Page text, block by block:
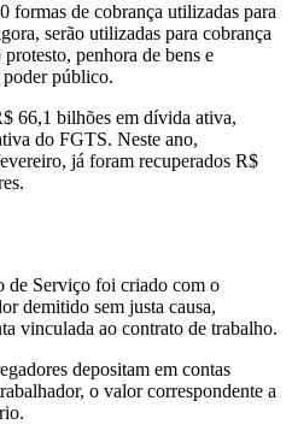
formas de cobrança utilizadas para
serão utilizadas para cobrança
penhora de bens e
público.
66,1 bilhões em dívida ativa,
do FGTS. Neste ano,
já foram recuperados R$
de Serviço foi criado com o
demitido sem justa causa,
vinculada ao contrato de trabalho.
depositam em contas
o valor correspondente a